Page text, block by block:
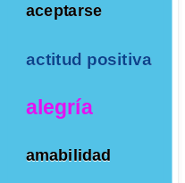
aceptarse
actitud positiva
alegría
amabilidad